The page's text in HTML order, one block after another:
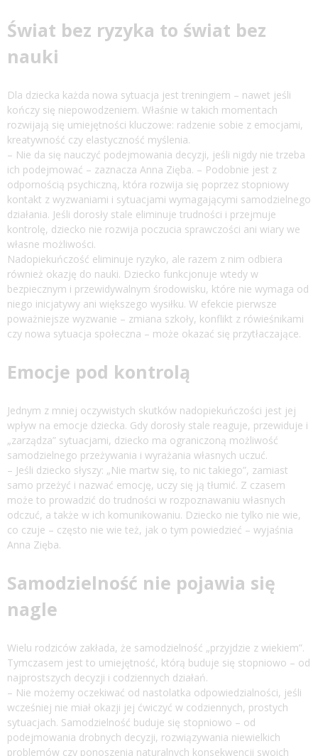
Świat bez ryzyka to świat bez
nauki
Dla dziecka każda nowa sytuacja jest treningiem – nawet jeśli
kończy się niepowodzeniem. Właśnie w takich momentach
rozwijają się umiejętności kluczowe: radzenie sobie z emocjami,
kreatywność czy elastyczność myślenia.
– Nie da się nauczyć podejmowania decyzji, jeśli nigdy nie trzeba
ich podejmować – zaznacza Anna Zięba. – Podobnie jest z
odpornością psychiczną, która rozwija się poprzez stopniowy
kontakt z wyzwaniami i sytuacjami wymagającymi samodzielnego
działania. Jeśli dorosły stale eliminuje trudności i przejmuje
kontrolę, dziecko nie rozwija poczucia sprawczości ani wiary we
własne możliwości.
Nadopiekuńczość eliminuje ryzyko, ale razem z nim odbiera
również okazję do nauki. Dziecko funkcjonuje wtedy w
bezpiecznym i przewidywalnym środowisku, które nie wymaga od
niego inicjatywy ani większego wysiłku. W efekcie pierwsze
poważniejsze wyzwanie – zmiana szkoły, konflikt z rówieśnikami
czy nowa sytuacja społeczna – może okazać się przytłaczające.
Emocje pod kontrolą
Jednym z mniej oczywistych skutków nadopiekuńczości jest jej
wpływ na emocje dziecka. Gdy dorosły stale reaguje, przewiduje i
„zarządza” sytuacjami, dziecko ma ograniczoną możliwość
samodzielnego przeżywania i wyrażania własnych uczuć.
– Jeśli dziecko słyszy: „Nie martw się, to nic takiego”, zamiast
samo przeżyć i nazwać emocję, uczy się ją tłumić. Z czasem
może to prowadzić do trudności w rozpoznawaniu własnych
odczuć, a także w ich komunikowaniu. Dziecko nie tylko nie wie,
co czuje – często nie wie też, jak o tym powiedzieć – wyjaśnia
Anna Zięba.
Samodzielność nie pojawia się
nagle
Wielu rodziców zakłada, że samodzielność „przyjdzie z wiekiem”.
Tymczasem jest to umiejętność, którą buduje się stopniowo – od
najprostszych decyzji i codziennych działań.
– Nie możemy oczekiwać od nastolatka odpowiedzialności, jeśli
wcześniej nie miał okazji jej ćwiczyć w codziennych, prostych
sytuacjach. Samodzielność buduje się stopniowo – od
podejmowania drobnych decyzji, rozwiązywania niewielkich
problemów czy ponoszenia naturalnych konsekwencji swoich